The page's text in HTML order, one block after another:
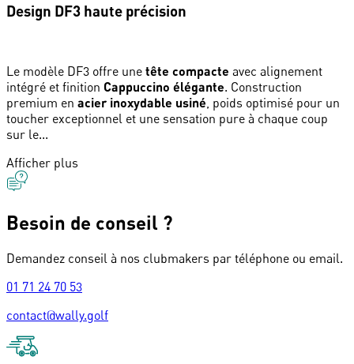
Design DF3 haute précision
Le modèle DF3 offre une tête compacte avec alignement
intégré et finition Cappuccino élégante. Construction
premium en acier inoxydable usiné, poids optimisé pour un
toucher exceptionnel et une sensation pure à chaque coup
sur le...
Afficher plus
Besoin de conseil ?
Demandez conseil à nos clubmakers par téléphone ou email.
01 71 24 70 53
contact@wally.golf